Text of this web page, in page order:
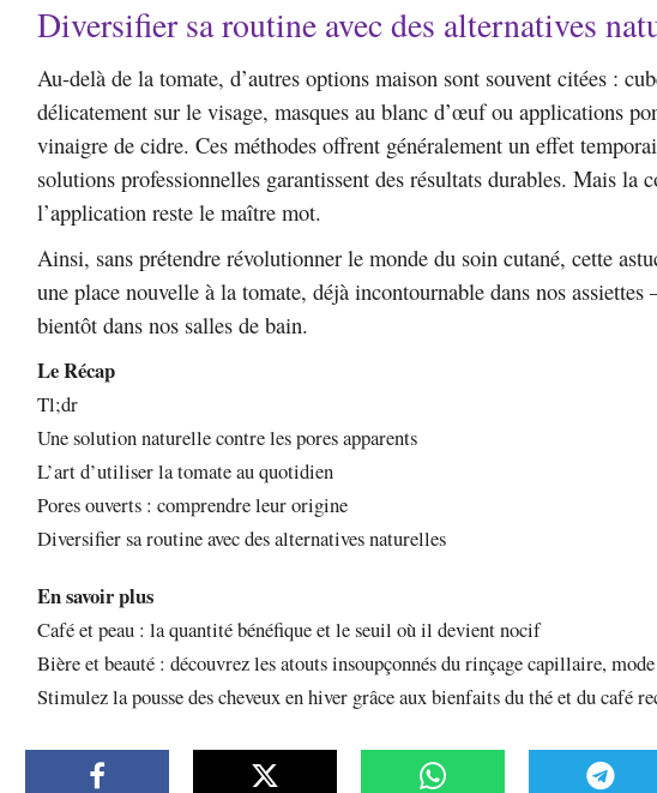
Diversifier sa routine avec des alternatives
Au-delà de la tomate, d’autres options maison sont souvent citées :
délicatement sur le visage, masques au blanc d’œuf ou applications
vinaigre de cidre. Ces méthodes offrent généralement un effet
solutions professionnelles garantissent des résultats durables. Mais la
l’application reste le maître mot.
Ainsi, sans prétendre révolutionner le monde du soin cutané, cette
une place nouvelle à la tomate, déjà incontournable dans nos assiettes
bientôt dans nos salles de bain.
Le Récap
Tl;dr
Une solution naturelle contre les pores apparents
L’art d’utiliser la tomate au quotidien
Pores ouverts : comprendre leur origine
Diversifier sa routine avec des alternatives naturelles
En savoir plus
Café et peau : la quantité bénéfique et le seuil où il devient nocif
Bière et beauté : découvrez les atouts insoupçonnés du rinçage capillaire,
Stimulez la pousse des cheveux en hiver grâce aux bienfaits du thé et du café